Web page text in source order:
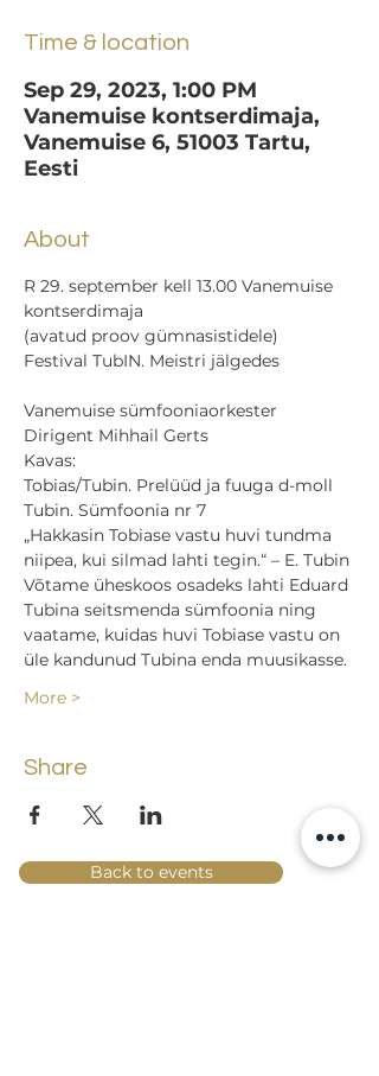
Time & location
Sep 29, 2023, 1:00 PM
Vanemuise kontserdimaja,
Vanemuise 6, 51003 Tartu,
Eesti
About
R 29. september kell 13.00 Vanemuise
kontserdimaja
(avatud proov gümnasistidele)
Vanemuise sümfooniaorkester
Dirigent Mihhail Gerts
Kavas:
Tobias/Tubin. Prelüüd ja fuuga d-moll
Tubin. Sümfoonia nr 7
„Hakkasin Tobiase vastu huvi tundma
niipea, kui silmad lahti tegin.“ – E. Tubin
Võtame üheskoos osadeks lahti Eduard
Tubina seitsmenda sümfoonia ning
vaatame, kuidas huvi Tobiase vastu on
üle kandunud Tubina enda muusikasse.
More >
Share
Back to events